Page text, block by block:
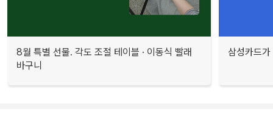
8월 특별 선물. 각도 조절 테이블 · 이동식 빨래
바구니
삼성카드